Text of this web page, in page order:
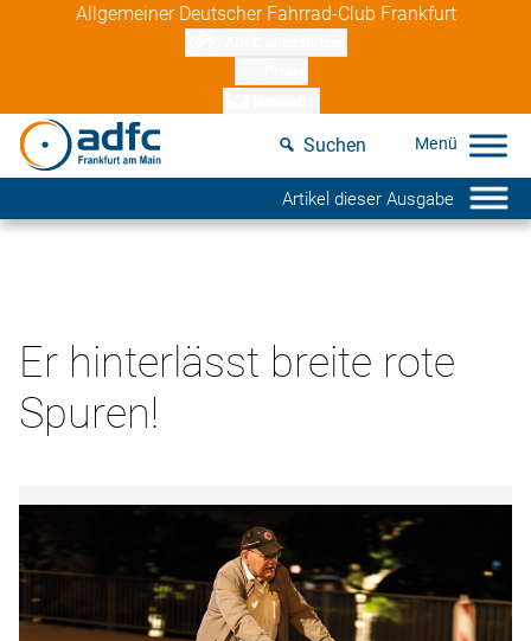
Allgemeiner Deutscher Fahrrad-Club Frankfurt
Suchen
Artikel dieser Ausgabe
Er hinterlässt breite rote
Spuren!